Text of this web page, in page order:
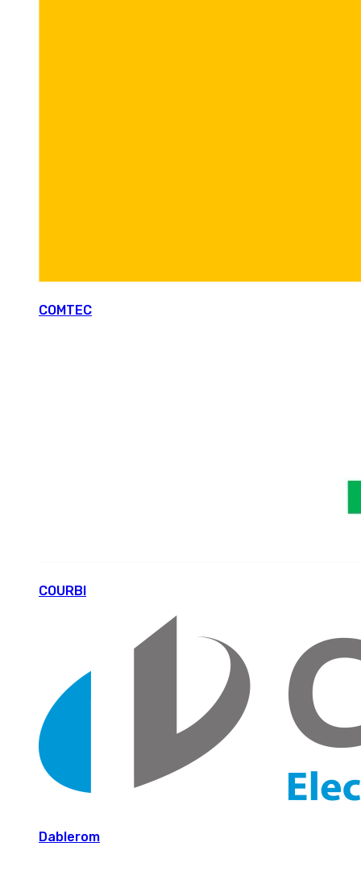
COMTEC
COURBI
Dablerom